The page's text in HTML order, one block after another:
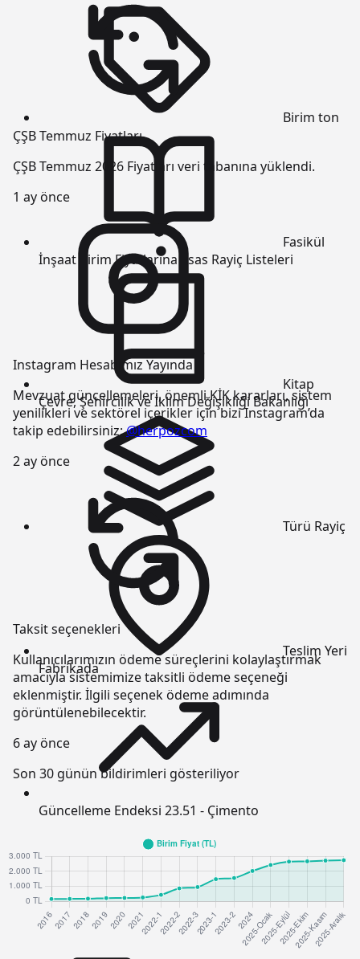
ÇŞB Temmuz Fiyatları
ÇŞB Temmuz 2026 Fiyatları veri tabanına yüklendi.
1 ay önce
Instagram Hesabımız Yayında
Mevzuat güncellemeleri, önemli KİK kararları, sistem
yenilikleri ve sektörel içerikler için bizi Instagram’da
takip edebilirsiniz:@herpozcom
2 ay önce
Taksit seçenekleri
Kullanıcılarımızın ödeme süreçlerini kolaylaştırmak
amacıyla sistemimize taksitli ödeme seçeneği
eklenmiştir. İlgili seçenek ödeme adımında
görüntülenebilecektir.
6 ay önce
Son 30 günün bildirimleri gösteriliyor
Birim ton
Fasikül
İnşaat Birim Fiyatlarına Esas Rayiç Listeleri
Kitap
Çevre, Şehircilik ve İklim Değişikliği Bakanlığı
Türü Rayiç
Teslim Yeri
Fabrikada
Güncelleme Endeksi 23.51 - Çimento